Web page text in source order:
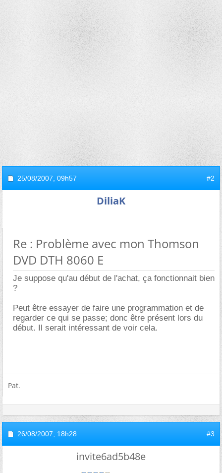
25/08/2007, 09h57 #2
DiliaK
Re : Problème avec mon Thomson
DVD DTH 8060 E
Je suppose qu'au début de l'achat, ça fonctionnait bien
?
Peut être essayer de faire une programmation et de
regarder ce qui se passe; donc être présent lors du
début. Il serait intéressant de voir cela.
Pat.
26/08/2007, 18h28 #3
invite6ad5b48e